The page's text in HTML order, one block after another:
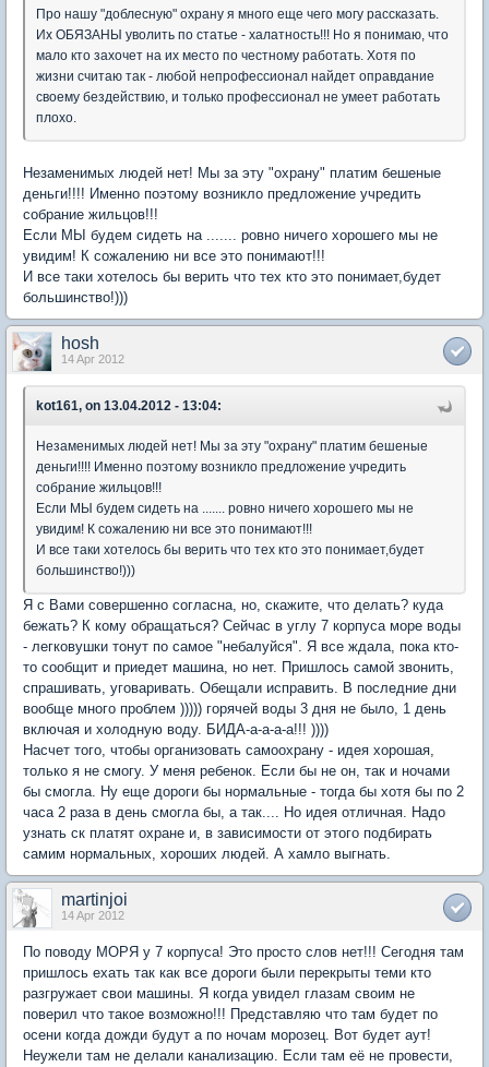
Про нашу "доблесную" охрану я много еще чего могу рассказать.
Их ОБЯЗАНЫ уволить по статье - халатность!!! Но я понимаю, что
мало кто захочет на их место по честному работать. Хотя по
жизни считаю так - любой непрофессионал найдет оправдание
своему бездействию, и только профессионал не умеет работать
плохо.
Незаменимых людей нет! Мы за эту "охрану" платим бешеные
деньги!!!! Именно поэтому возникло предложение учредить
собрание жильцов!!!
Если МЫ будем сидеть на ....... ровно ничего хорошего мы не
увидим! К сожалению ни все это понимают!!!
И все таки хотелось бы верить что тех кто это понимает,будет
большинство!)))
hosh
14 Apr 2012
kot161, on 13.04.2012 - 13:04:
Незаменимых людей нет! Мы за эту "охрану" платим бешеные
деньги!!!! Именно поэтому возникло предложение учредить
собрание жильцов!!!
Если МЫ будем сидеть на ....... ровно ничего хорошего мы не
увидим! К сожалению ни все это понимают!!!
И все таки хотелось бы верить что тех кто это понимает,будет
большинство!)))
Я с Вами совершенно согласна, но, скажите, что делать? куда
бежать? К кому обращаться? Сейчас в углу 7 корпуса море воды
- легковушки тонут по самое "небалуйся". Я все ждала, пока кто-
то сообщит и приедет машина, но нет. Пришлось самой звонить,
спрашивать, уговаривать. Обещали исправить. В последние дни
вообще много проблем ))))) горячей воды 3 дня не было, 1 день
включая и холодную воду. БИДА-а-а-а-а!!! ))))
Насчет того, чтобы организовать самоохрану - идея хорошая,
только я не смогу. У меня ребенок. Если бы не он, так и ночами
бы смогла. Ну еще дороги бы нормальные - тогда бы хотя бы по 2
часа 2 раза в день смогла бы, а так.... Но идея отличная. Надо
узнать ск платят охране и, в зависимости от этого подбирать
самим нормальных, хороших людей. А хамло выгнать.
martinjoi
14 Apr 2012
По поводу МОРЯ у 7 корпуса! Это просто слов нет!!! Сегодня там
пришлось ехать так как все дороги были перекрыты теми кто
разгружает свои машины. Я когда увидел глазам своим не
поверил что такое возможно!!! Представляю что там будет по
осени когда дожди будут а по ночам морозец. Вот будет аут!
Неужели там не делали канализацию. Если там её не провести,